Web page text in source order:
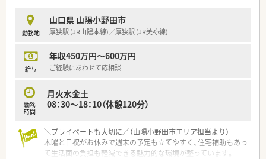
や社員の気持ちを深く理解しています。
■ライフステージの変化に合わせて、週32時間の時短正社員制
度を利用できるなど柔軟な対応が可能です。
【想定される業務内容】
■眼科や内科、小児科などの処方箋に基づく調剤、監査、服薬指
■管理薬剤師として、在庫管理やスタッフの指導・育成など、店
舗運営全般のマネジメントを行います。
■患者様からの健康相談に応じるなど、地域のかかりつけ薬剤師
勤務地
山口県 山陽小野田市
厚狭駅 (JR山陽本線)／厚狭駅 (JR美祢線)
給与
年収450万円～600万円
ご経験にあわせて応相談
勤務
時間
月火水金土
08：30～18：10（休憩120分）
＼プライベートも大切に／（山陽小野田市エリア担当より）
木曜と日祝がお休みで週末の予定も立てやすく、住宅補助もあっ
て生活面の負担も軽減できる魅力的な環境が整っています。